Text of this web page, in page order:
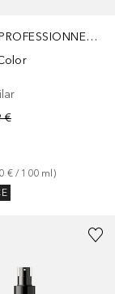
L´ORÉAL PROFESSIONNEL PARIS
€
€ / 100 ml )